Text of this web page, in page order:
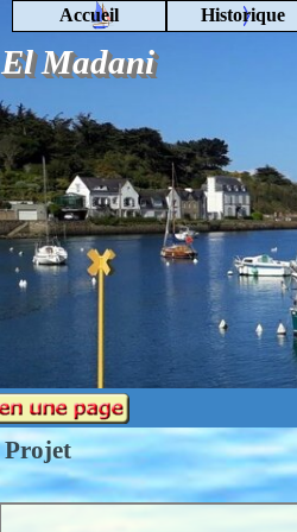
Madani
Accueil Historique
Projet